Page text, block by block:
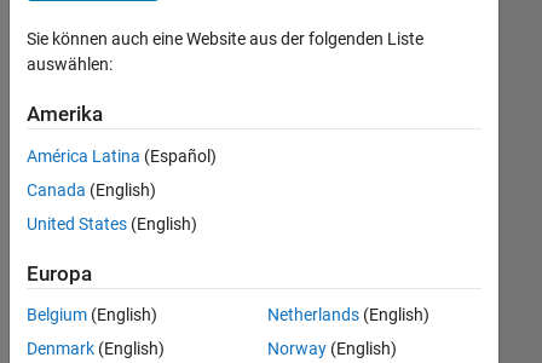
Marketing Communications
Legal
Derzeit
es
keine
offenen
Stellen,
Ihren
Suchkriterien
entsprechen.
Sie können auch eine Website aus der folgenden Liste
auswählen:
Amerika
América Latina (Español)
Canada (English)
United States (English)
Europa
Belgium (English)
Denmark (English)
Netherlands(English)
Norway(English)